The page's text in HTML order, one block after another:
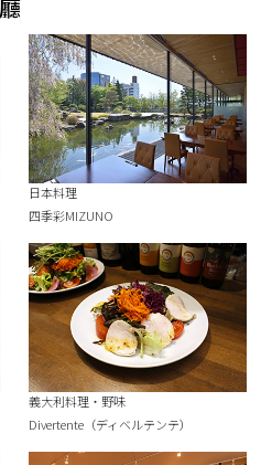
日本料理
四季彩MIZUNO
義大利料理・野味
Divertente（ディベルテンテ）